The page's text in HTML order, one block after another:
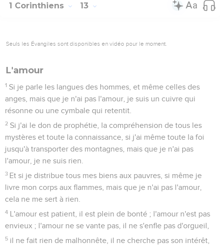
1 Corinthiens 13
Seuls les Évangiles sont disponibles en vidéo pour le moment.
L'amour
1 Si je parle les langues des hommes, et même celles des
anges, mais que je n'ai pas l'amour, je suis un cuivre qui
résonne ou une cymbale qui retentit.
2 Si j'ai le don de prophétie, la compréhension de tous les
mystères et toute la connaissance, si j'ai même toute la foi
jusqu'à transporter des montagnes, mais que je n'ai pas
l'amour, je ne suis rien.
3 Et si je distribue tous mes biens aux pauvres, si même je
livre mon corps aux flammes, mais que je n'ai pas l'amour,
cela ne me sert à rien.
4 L'amour est patient, il est plein de bonté ; l'amour n'est pas
envieux ; l'amour ne se vante pas, il ne s'enfle pas d'orgueil,
5 il ne fait rien de malhonnête, il ne cherche pas son intérêt,